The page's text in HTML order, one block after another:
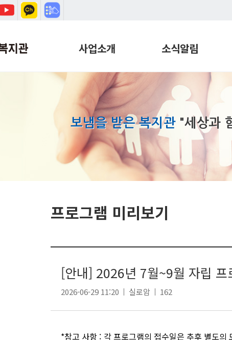
사업소개
복지관
학습지원센터
음악재활센터
설리번학습지원센터
시청각장애인
학습지원센터
국제장애인지원센터
소식알림
프로그램 일정
공지사항
프로그램 미리보기
실로암 뉴스 S-tand
실로암 S-tory
실로암 Page
기관견학
실로암 밥상
보냄을 받은 복지관 "세상과
프로그램 미리보기
[안내] 2026년 7월~9월 자립 프
2026-06-29 11:20 실로암 162
*참고 사항 : 각 프로그램의 접수일은 추후 별도의